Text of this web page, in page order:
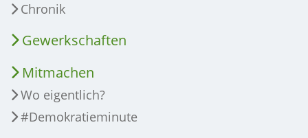
Chronik
Gewerkschaften
Mitmachen
Wo eigentlich?
#Demokratieminute